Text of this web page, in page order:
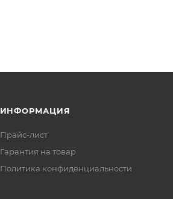
ИНФОРМАЦИЯ
Прайс-лист
Гарантия на товар
Политика конфиденциальности